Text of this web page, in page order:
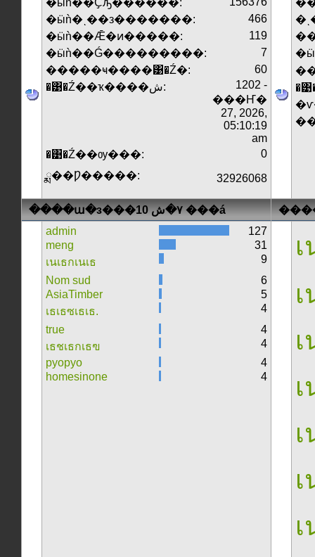
�ӹǹ��Ҫԡ������:
�ӹǹ�ͺ��з�������:
466
�ӹǹ��Ǣ�ͷ�����:
119
�ӹǹ��Ǵ���������:
7
�����ҹ����͹�Ź�:
60
�͹�Ź��ҡ����ش:
1202 -
���Ҥ�
27, 2026,
05:10:19
am
�͹�Ź��ѹ���:
0
ྨ��Ƿ�����:
32926068
����ա�з���٧�ش 10 ���á
admin
127
meng
31
เนเธกเนเธ
9
Nom sud
6
AsiaTimber
5
เธเธซเธเธ.
4
true
4
เธชเธกเธฃ
4
pyopyo
4
homesinone
4
เ
เ
เ
เ
เ
เ
เ